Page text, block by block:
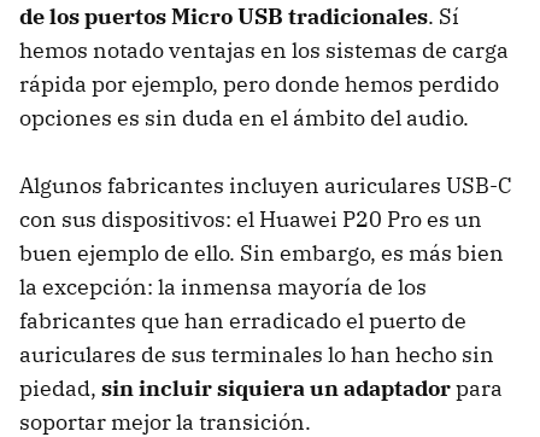
de los puertos Micro USB tradicionales. Sí
hemos notado ventajas en los sistemas de carga
rápida por ejemplo, pero donde hemos perdido
opciones es sin duda en el ámbito del audio.
Algunos fabricantes incluyen auriculares USB-C
con sus dispositivos: el Huawei P20 Pro es un
buen ejemplo de ello. Sin embargo, es más bien
la excepción: la inmensa mayoría de los
fabricantes que han erradicado el puerto de
auriculares de sus terminales lo han hecho sin
piedad, sin incluir siquiera un adaptadorpara
soportar mejor la transición.